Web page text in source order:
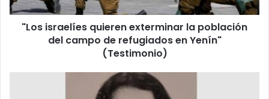
de
refugiados
"Los israelíes quieren exterminar la población
del campo de refugiados en Yenín"
(Testimonio)